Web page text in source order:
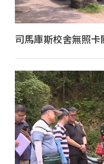
司馬庫斯校舍無照